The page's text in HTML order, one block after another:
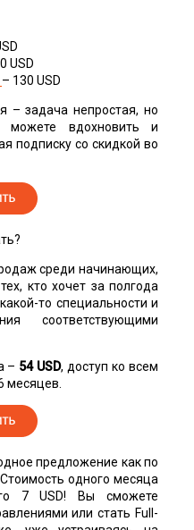
USD
– 130 USD
– задача непростая, но
можете вдохновить и
подписку со скидкой во
среди начинающих,
кто хочет за полгода
то специальности и
соответствующими
– 54 USD, доступ ко всем
месяцев.
предложение как по
одного месяца
7 USD! Вы сможете
или стать Full-